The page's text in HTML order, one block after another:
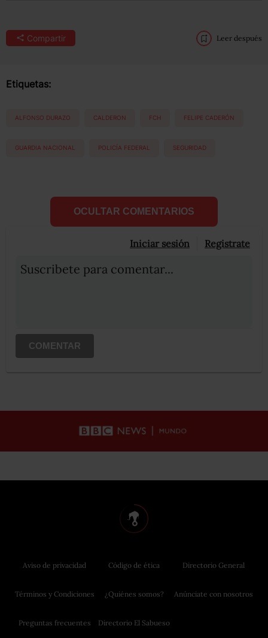
Compartir Leer después
Etiquetas:
ALFONSO DURAZO CALDERON FCH FELIPE CADERÓN
GUARDIA NACIONAL POLICÍA FEDERAL SEGURIDAD
OCULTAR COMENTARIOS
Iniciar sesión Registrate
Suscribete para comentar...
COMENTAR
Aviso de privacidad
Términos y Condiciones
Preguntas frecuentes
Código de ética
¿Quiénes somos?
Directorio El Sabueso
Directorio General
Anúnciate con nosotros